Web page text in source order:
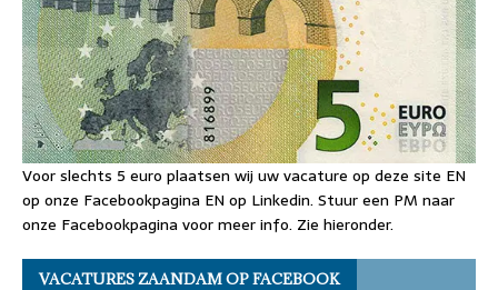
Voor slechts 5 euro plaatsen wij uw vacature op deze site EN
op onze Facebookpagina EN op Linkedin. Stuur een PM naar
onze Facebookpagina voor meer info. Zie hieronder.
VACATURES ZAANDAM OP FACEBOOK